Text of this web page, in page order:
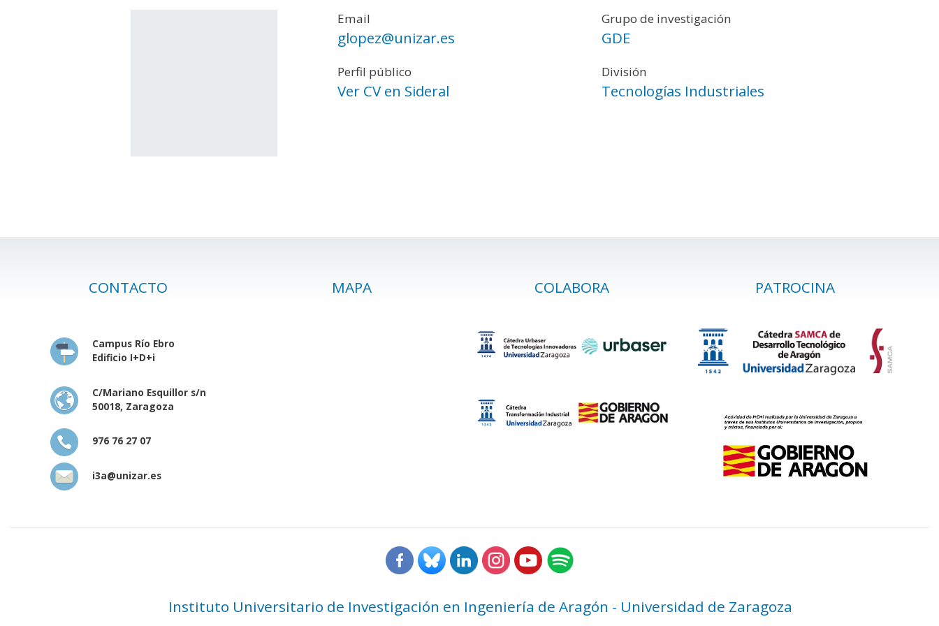
Email
glopez@unizar.es
Perfil público
Ver CV en Sideral
Grupo de investigación
GDE
División
Tecnologías Industriales
CONTACTO
Campus Río Ebro
Edificio I+D+i
C/Mariano Esquillor s/n
50018, Zaragoza
976 76 27 07
i3a@unizar.es
MAPA COLABORA PATROCINA
Instituto Universitario de Investigación en Ingeniería de Aragón - Universidad de Zaragoza